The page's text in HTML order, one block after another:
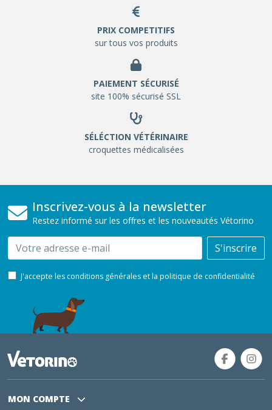
PRIX COMPETITIFS
sur tous vos produits
PAIEMENT SÉCURISÉ
site 100% sécurisé SSL
SÉLÉCTION VÉTÉRINAIRE
croquettes médicalisées
Inscrivez-vous à la newsletter
Restez informé sur les offres et les nouveautés Vétorino
Email S'inscrire
J'accepte les conditions générales et la politique de confidentialité
MON COMPTE